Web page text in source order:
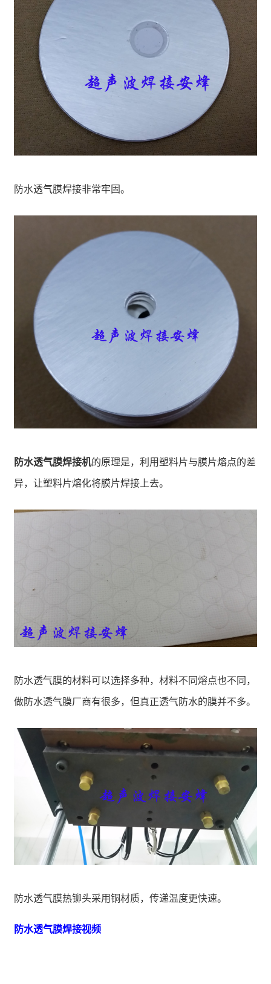
防水透气膜焊接非常牢固。
防水透气膜焊接机的原理是，利用塑料片与膜片熔点的差
异，让塑料片熔化将膜片焊接上去。
防水透气膜的材料可以选择多种，材料不同熔点也不同，
做防水透气膜厂商有很多，但真正透气防水的膜并不多。
防水透气膜热铆头采用铜材质，传递温度更快速。
防水透气膜焊接视频